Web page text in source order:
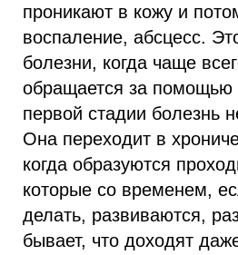
проникают в кожу и
воспаление, абсцесс.
болезни, когда чаще
обращается за помощью
первой стадии болезнь
Она переходит в
когда образуются
которые со временем,
делать, развиваются,
бывает, что доходят